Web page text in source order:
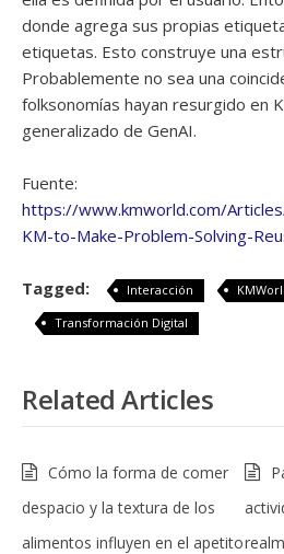
donde agrega sus propias
etiquetas. Esto construye una
Probablemente no sea una
folksonomías hayan resurgido en
generalizado de GenAI.
Fuente:
https://www.kmworld.com/
KM-to-Make-Problem-Solving-
Tagged: Interacción
Transformación Digital
Related Articles
Cómo la forma de comer
despacio y la textura de los
alimentos influyen en el apetito